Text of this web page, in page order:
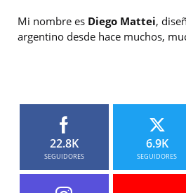
Mi nombre es Diego Mattei,
argentino desde hace muchos,
22.8K
SEGUIDORES
6.9K
SEGUIDORES